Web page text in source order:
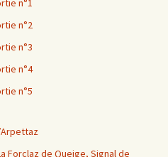
n°1
n°2
n°3
n°4
n°5
Forclaz de Queige, Signal de